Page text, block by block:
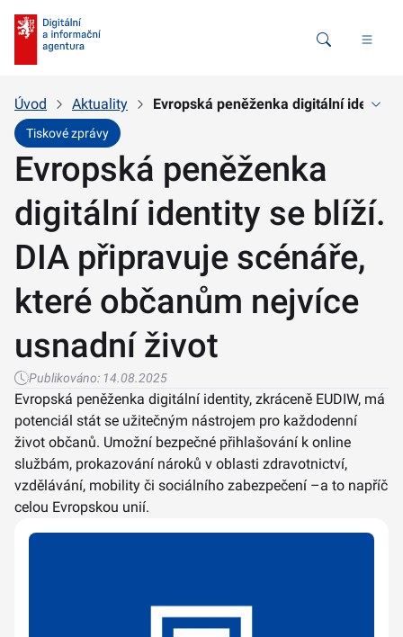
Vyhledávání
Úvod Aktuality Evropská peněženka digitální identity
Tiskové zprávy
Evropská peněženka
digitální identity se blíží.
DIA připravuje scénáře,
které občanům nejvíce
usnadní život
Publikováno: 14.08.2025
Evropská peněženka digitální identity, zkráceně EUDIW, má
potenciál stát se užitečným nástrojem pro každodenní
život občanů. Umožní bezpečné přihlašování k online
službám, prokazování nároků v oblasti zdravotnictví,
vzdělávání, mobility či sociálního zabezpečení –a to napříč
celou Evropskou unií.